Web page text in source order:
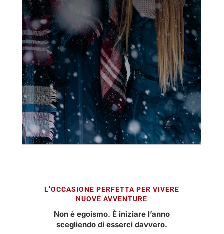
L’OCCASIONE PERFETTA PER VIVERE
NUOVE AVVENTURE
Non è egoismo. È iniziare l’anno
scegliendo di esserci davvero.